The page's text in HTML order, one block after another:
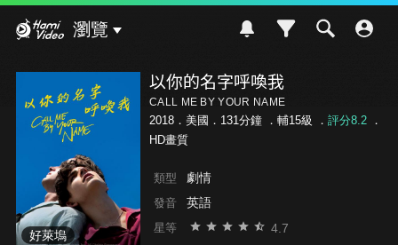
瀏覽
好萊塢
以你的名字呼喚我
CALL ME BY YOUR NAME
2018．美國．131分鐘 ． 輔15級 ． 評分8.2．
HD畫質
類型 劇情
發音 英語
星等 4.7